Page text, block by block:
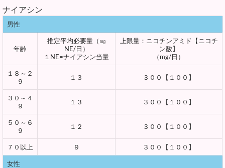
ナイアシン
男性
年齢
推定平均必要量（㎎
NE/日）
１NE=ナイアシン当量
上限量：ニコチンアミド【ニコチ
ン酸】
（mg/日）
１８～２
９
１３ ３００【１００】
３０～４
９
１３ ３００【１００】
５０～６
９
１２ ３００【１００】
７０以上 ９ ３００【１００】
女性